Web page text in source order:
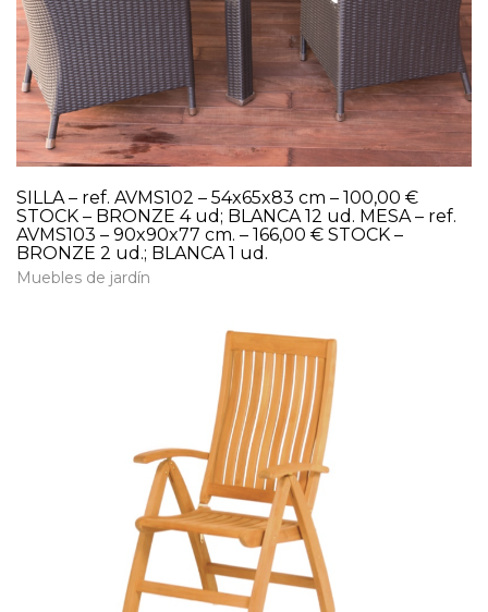
SILLA – ref. AVMS102 – 54x65x83 cm – 100,00 €
STOCK – BRONZE 4 ud; BLANCA 12 ud. MESA – ref.
AVMS103 – 90x90x77 cm. – 166,00 € STOCK –
BRONZE 2 ud.; BLANCA 1 ud.
Muebles de jardín